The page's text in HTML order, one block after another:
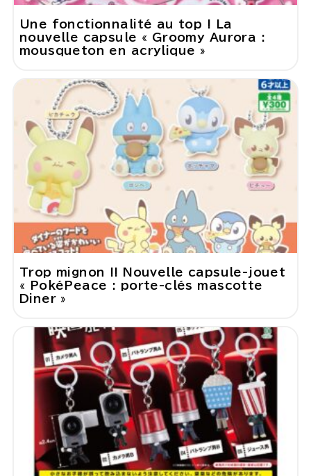
Une fonctionnalité au top ! La
nouvelle capsule « Groomy Aurora :
mousqueton en acrylique »
Trop mignon !! Nouvelle capsule-jouet
« PokéPeace : porte-clés mascotte
Diner »